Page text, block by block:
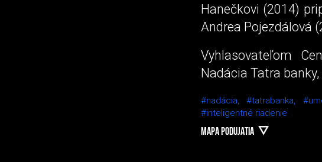
Hanečkovi (2014)
Andrea Pojezdálová
Vyhlasovateľom
Nadácia Tatra
#nadácia,#tatrabanka,
#inteligentné riadenie
MAPA PODUJATIA